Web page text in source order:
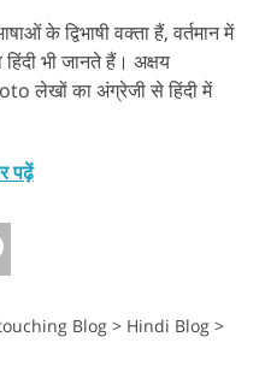
के द्विभाषी वक्ता हैं, वर्तमान में
भी जानते हैं। अक्षय
लेखों का अंग्रेजी से हिंदी में
पढ़ें
Blog > Hindi Blog >